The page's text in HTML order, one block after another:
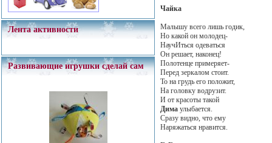
Лента активности
Развивающие игрушки сделай сам
Чайка
Малышу всего лишь годик,
Но какой он молодец-
НаучИться одеваться
Он решает, наконец!
Полотенце примеряет-
Перед зеркалом стоит.
То на грудь его положит,
На головку водрузит.
И от красоты такой
Димаулыбается.
Сразу видно, что ему
Наряжаться нравится.